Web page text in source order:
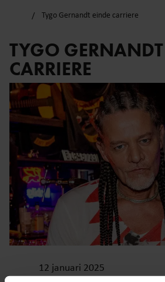
Tygo Gernandt einde carriere
TYGO
CARRIERE
12 januari 2025